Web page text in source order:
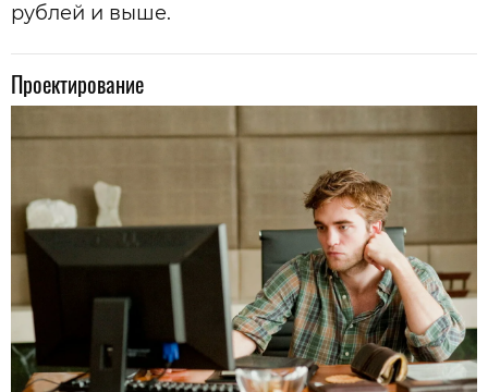
рублей и выше.
Проектирование